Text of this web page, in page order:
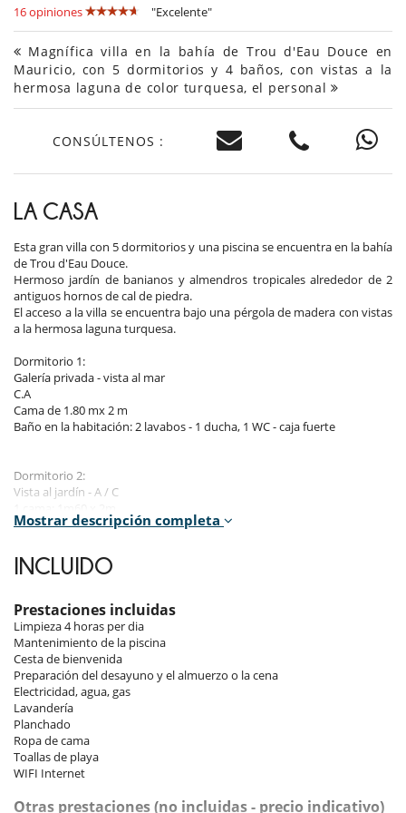
16 opiniones "Excelente"
Magnífica villa en la bahía de Trou d'Eau Douce en
Mauricio, con 5 dormitorios y 4 baños, con vistas a la
hermosa laguna de color turquesa, el personal
CONSÚLTENOS :
LA CASA
Esta gran villa con 5 dormitorios y una piscina se encuentra en la bahía
de Trou d'Eau Douce.
Hermoso jardín de banianos y almendros tropicales alrededor de 2
antiguos hornos de cal de piedra.
El acceso a la villa se encuentra bajo una pérgola de madera con vistas
a la hermosa laguna turquesa.
Dormitorio 1:
Galería privada - vista al mar
C.A
Cama de 1.80 mx 2 m
Baño en la habitación: 2 lavabos - 1 ducha, 1 WC - caja fuerte
Dormitorio 2:
Vista al jardín - A / C
Cuarto de baño: 1 lavabo - 1 ducha - 1 WC
Dormitorio 3:
1 cama individual de 180 cm x 2 m + cama con cajones (colchón)
Baño separado para dormitorios 3 y 4
Dormitorio 4:
Vista al jardín - A / C
1 cama de 2m x 1.80m
Baño separado para dormitorios 3 y 4
1 lavabo - 1 ducha - 1 WC
Vista al jardín - A / C
Mostrar descripción completa
INCLUIDO
Prestaciones incluidas
Limpieza 4 horas per dia
Mantenimiento de la piscina
Cesta de bienvenida
Preparación del desayuno y el almuerzo o la cena
Electricidad, agua, gas
Lavandería
Planchado
Ropa de cama
Toallas de playa
WIFI Internet
Otras prestaciones (no incluidas - precio indicativo)